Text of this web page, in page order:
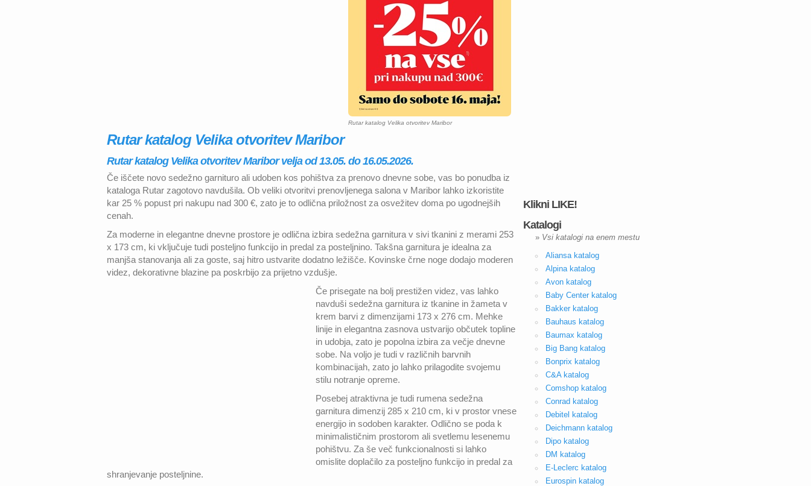
Rutar katalog Velika otvoritev Maribor
Rutar katalog Velika otvoritev Maribor
Rutar katalog Velika otvoritev Maribor velja od 13.05. do 16.05.2026.
Če iščete novo sedežno garnituro ali udoben kos pohištva za prenovo dnevne sobe, vas bo ponudba iz
kataloga Rutar zagotovo navdušila. Ob veliki otvoritvi prenovljenega salona v Maribor lahko izkoristite
kar 25 % popust pri nakupu nad 300 €, zato je to odlična priložnost za osvežitev doma po ugodnejših
cenah.
Za moderne in elegantne dnevne prostore je odlična izbira sedežna garnitura v sivi tkanini z merami 253
x 173 cm, ki vključuje tudi posteljno funkcijo in predal za posteljnino. Takšna garnitura je idealna za
manjša stanovanja ali za goste, saj hitro ustvarite dodatno ležišče. Kovinske črne noge dodajo moderen
videz, dekorativne blazine pa poskrbijo za prijetno vzdušje.
Če prisegate na bolj prestižen videz, vas lahko
navduši sedežna garnitura iz tkanine in žameta v
krem barvi z dimenzijami 173 x 276 cm. Mehke
linije in elegantna zasnova ustvarijo občutek topline
in udobja, zato je popolna izbira za večje dnevne
sobe. Na voljo je tudi v različnih barvnih
kombinacijah, zato jo lahko prilagodite svojemu
stilu notranje opreme.
Posebej atraktivna je tudi rumena sedežna
garnitura dimenzij 285 x 210 cm, ki v prostor vnese
energijo in sodoben karakter. Odlično se poda k
minimalističnim prostorom ali svetlemu lesenemu
pohištvu. Za še več funkcionalnosti si lahko
omislite doplačilo za posteljno funkcijo in predal za
shranjevanje posteljnine.
Klikni LIKE!
Katalogi
» Vsi katalogi na enem mestu
Aliansa katalog
Alpina katalog
Avon katalog
Baby Center katalog
Bakker katalog
Bauhaus katalog
Baumax katalog
Big Bang katalog
Bonprix katalog
C&A katalog
Comshop katalog
Conrad katalog
Debitel katalog
Deichmann katalog
Dipo katalog
DM katalog
E-Leclerc katalog
Eurospin katalog